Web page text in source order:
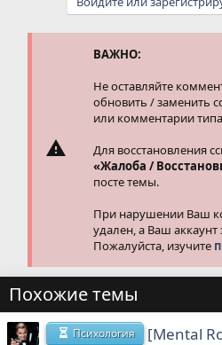
ВАЖНО:
Не оставляйте
обновить / заменить
или комментарии
Для восстановления
«Жалоба /
посте темы.
При нарушении Ваш
удален, а Ваш аккаунт
Пожалуйста, изучите
Похожие темы
Психология
[Mental